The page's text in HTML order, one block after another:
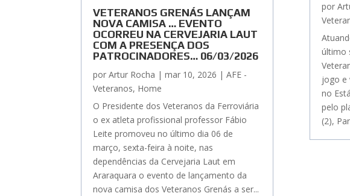
VETERANOS GRENÁS LANÇAM
NOVA CAMISA … EVENTO
OCORREU NA CERVEJARIA LAUT
COM A PRESENÇA DOS
PATROCINADORES… 06/03/2026
porArtur Rocha |mar 10, 2026 |AFE -
Veteranos, Home
O Presidente dos Veteranos da Ferroviária
o ex atleta profissional professor Fábio
Leite promoveu no último dia 06 de
março, sexta-feira à noite, nas
dependências da Cervejaria Laut em
Araraquara o evento de lançamento da
nova camisa dos Veteranos Grenás a ser...
por
último
jogo e
no
pelo
(2),